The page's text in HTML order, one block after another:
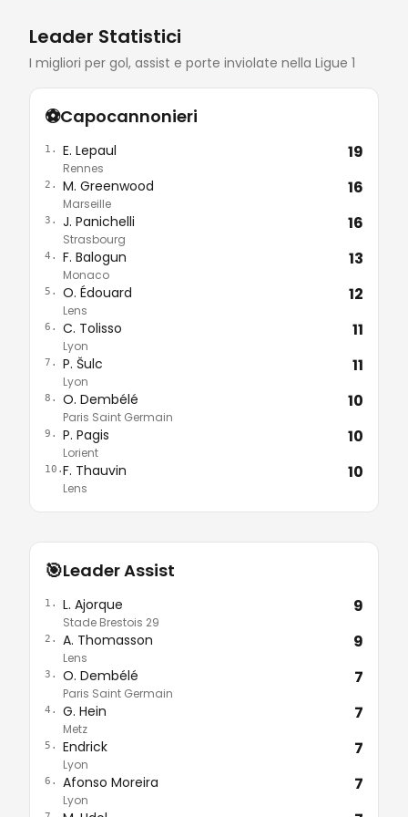
Leader Statistici
I migliori per gol, assist e porte inviolate nella Ligue 1
⚽Capocannonieri
1. E. Lepaul
Rennes
19
2. M. Greenwood
Marseille
16
3. J. Panichelli
Strasbourg
16
4. F. Balogun
Monaco
13
5. O. Édouard
Lens
12
6. C. Tolisso
Lyon
11
7. P. Šulc
Lyon
11
8. O. Dembélé
Paris Saint Germain
10
9. P. Pagis
Lorient
10
10.F. Thauvin
Lens
10
🎯Leader Assist
1. L. Ajorque
Stade Brestois 29
9
2. A. Thomasson
Lens
9
3. O. Dembélé
Paris Saint Germain
7
4. G. Hein
Metz
7
5. Endrick
Lyon
7
6. Afonso Moreira
Lyon
7